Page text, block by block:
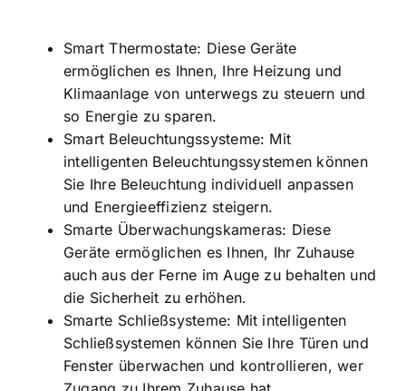
Smart Thermostate: Diese Geräte
ermöglichen es Ihnen, Ihre Heizung und
Klimaanlage von unterwegs zu steuern und
so Energie zu sparen.
Smart Beleuchtungssysteme: Mit
intelligenten Beleuchtungssystemen können
Sie Ihre Beleuchtung individuell anpassen
und Energieeffizienz steigern.
Smarte Überwachungskameras: Diese
Geräte ermöglichen es Ihnen, Ihr Zuhause
auch aus der Ferne im Auge zu behalten und
die Sicherheit zu erhöhen.
Smarte Schließsysteme: Mit intelligenten
Schließsystemen können Sie Ihre Türen und
Fenster überwachen und kontrollieren, wer